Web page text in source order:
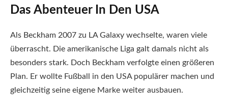
Das Abenteuer In Den USA
Als Beckham 2007 zu LA Galaxy wechselte, waren viele
überrascht. Die amerikanische Liga galt damals nicht als
besonders stark. Doch Beckham verfolgte einen größeren
Plan. Er wollte Fußball in den USA populärer machen und
gleichzeitig seine eigene Marke weiter ausbauen.